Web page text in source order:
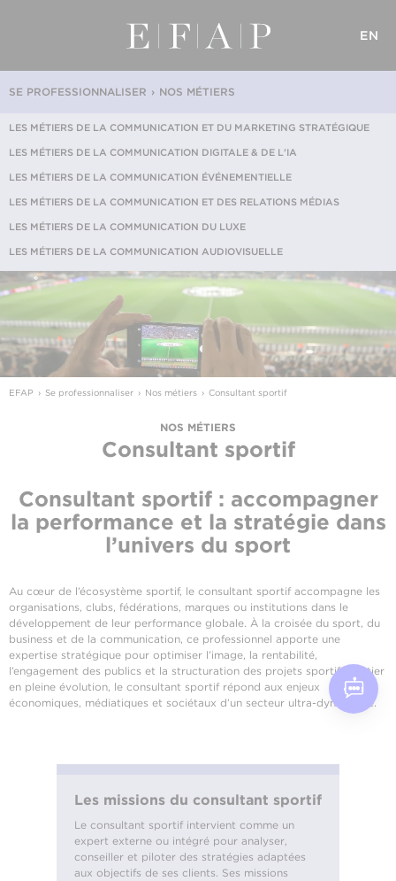
EN
NOS MÉTIERS
SE PROFESSIONNALISER
LES MÉTIERS DE LA COMMUNICATION ET DU MARKETING STRATÉGIQUE
LES MÉTIERS DE LA COMMUNICATION DIGITALE & DE L'IA
LES MÉTIERS DE LA COMMUNICATION ÉVÉNEMENTIELLE
LES MÉTIERS DE LA COMMUNICATION ET DES RELATIONS MÉDIAS
LES MÉTIERS DE LA COMMUNICATION DU LUXE
LES MÉTIERS DE LA COMMUNICATION AUDIOVISUELLE
EFAP Se professionnaliser Nos métiers Consultant sportif
NOS MÉTIERS
Consultant sportif
Consultant sportif : accompagner
la performance et la stratégie dans
l’univers du sport
Au cœur de l’écosystème sportif, le consultant sportif accompagne les
organisations, clubs, fédérations, marques ou institutions dans le
développement de leur performance globale. À la croisée du sport, du
business et de la communication, ce professionnel apporte une
expertise stratégique pour optimiser l’image, la rentabilité,
l’engagement des publics et la structuration des projets sportifs. Métier
en pleine évolution, le consultant sportif répond aux enjeux
économiques, médiatiques et sociétaux d’un secteur ultra-dynamique.
Les missions du consultant sportif
Le consultant sportif intervient comme un
expert externe ou intégré pour analyser,
conseiller et piloter des stratégies adaptées
aux objectifs de ses clients. Ses missions